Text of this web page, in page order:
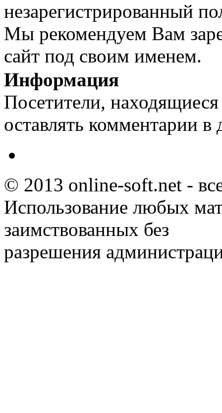
незарегистрированный
Мы рекомендуем Вам
сайт под своим именем.
Информация
Посетители,
оставлять комментарии в
© 2013 online-soft.net -
Использование любых
заимствованных без
разрешения